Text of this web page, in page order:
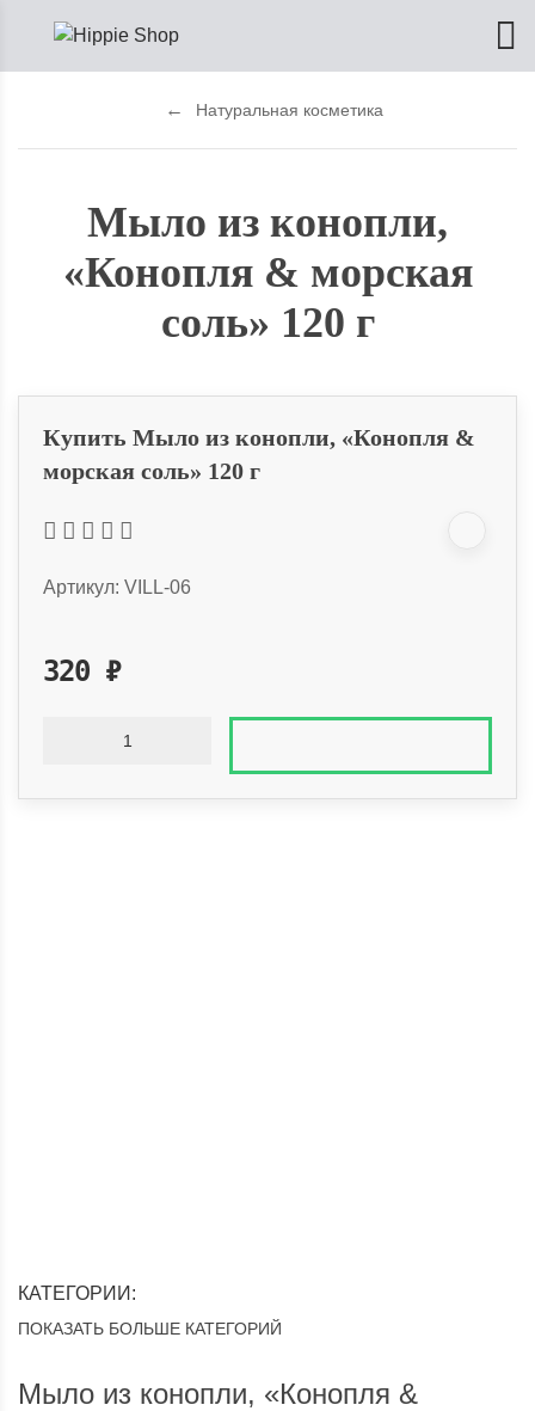
Натуральная косметика
Мыло из конопли,
«Конопля & морская
соль» 120 г
Купить Мыло из конопли, «Конопля &
морская соль» 120 г
Артикул: VILL-06
320 ₽
КАТЕГОРИИ:
ПОКАЗАТЬ БОЛЬШЕ КАТЕГОРИЙ
Мыло из конопли, «Конопля &